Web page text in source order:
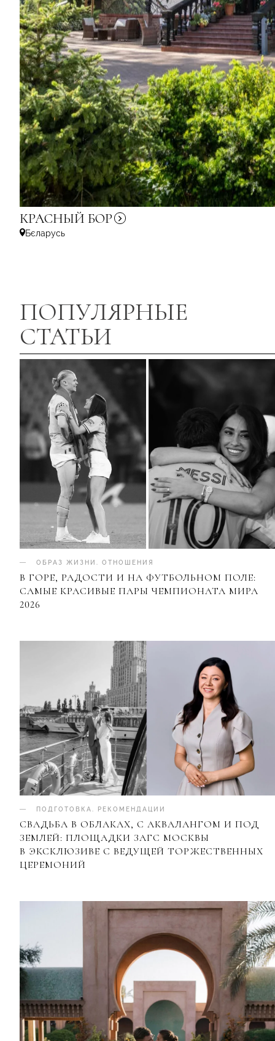
КРАСНЫЙ БОР
Бєларусь
ПОПУЛЯРНЫЕ
СТАТЬИ
ОБРАЗ ЖИЗНИ ОТНОШЕНИЯ
В ГОРЕ, РАДОСТИ И НА ФУТБОЛЬНОМ ПОЛЕ:
САМЫЕ КРАСИВЫЕ ПАРЫ ЧЕМПИОНАТА МИРА
2026
ПОДГОТОВКА. РЕКОМЕНДАЦИИ
СВАДЬБА В ОБЛАКАХ, С АКВАЛАНГОМ И ПОД
ЗЕМЛЕЙ: ПЛОЩАДКИ ЗАГС МОСКВЫ
В ЭКСКЛЮЗИВЕ С ВЕДУЩЕЙ ТОРЖЕСТВЕННЫХ
ЦЕРЕМОНИЙ